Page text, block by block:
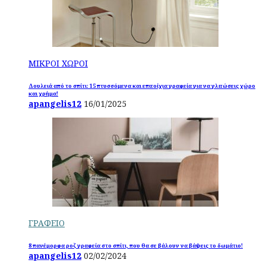
ΜΙΚΡΟΙ ΧΩΡΟΙ
Δουλειά από το σπίτι: 15 πτυσσόμενα και επιτοίχια γραφεία για να γλιτώσεις χώρο
και χρήμα!
apangelis12 16/01/2025
ΓΡΑΦΕΙΟ
8 πανέμορφα ροζ γραφεία στο σπίτι, που θα σε βάλουν να βάψεις το δωμάτιο!
apangelis12 02/02/2024